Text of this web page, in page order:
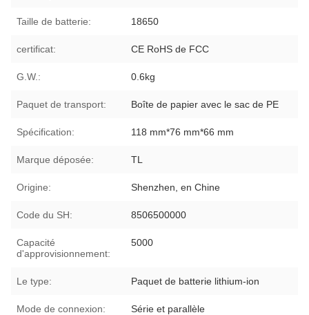
Taille de batterie: 18650
certificat: CE RoHS de FCC
G.W.: 0.6kg
Paquet de transport: Boîte de papier avec le sac de PE
Spécification: 118 mm*76 mm*66 mm
Marque déposée: TL
Origine: Shenzhen, en Chine
Code du SH: 8506500000
Capacité
d'approvisionnement:
5000
Le type: Paquet de batterie lithium-ion
Mode de connexion: Série et parallèle